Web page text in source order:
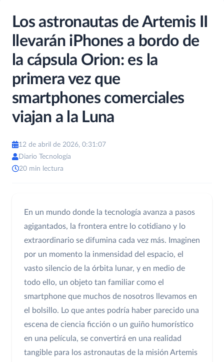
Los astronautas de Artemis II
llevarán iPhones a bordo de
la cápsula Orion: es la
primera vez que
smartphones comerciales
viajan a la Luna
12 de abril de 2026, 0:31:07
Diario Tecnología
20 min lectura
En un mundo donde la tecnología avanza a pasos
agigantados, la frontera entre lo cotidiano y lo
extraordinario se difumina cada vez más. Imaginen
por un momento la inmensidad del espacio, el
vasto silencio de la órbita lunar, y en medio de
todo ello, un objeto tan familiar como el
smartphone que muchos de nosotros llevamos en
el bolsillo. Lo que antes podría haber parecido una
escena de ciencia ficción o un guiño humorístico
en una película, se convertirá en una realidad
tangible para los astronautas de la misión Artemis